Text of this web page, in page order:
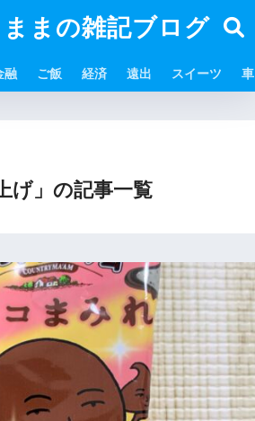
まの雑記ブログ
融 ご飯 経済 遠出 スイーツ 車
げ」の記事一覧